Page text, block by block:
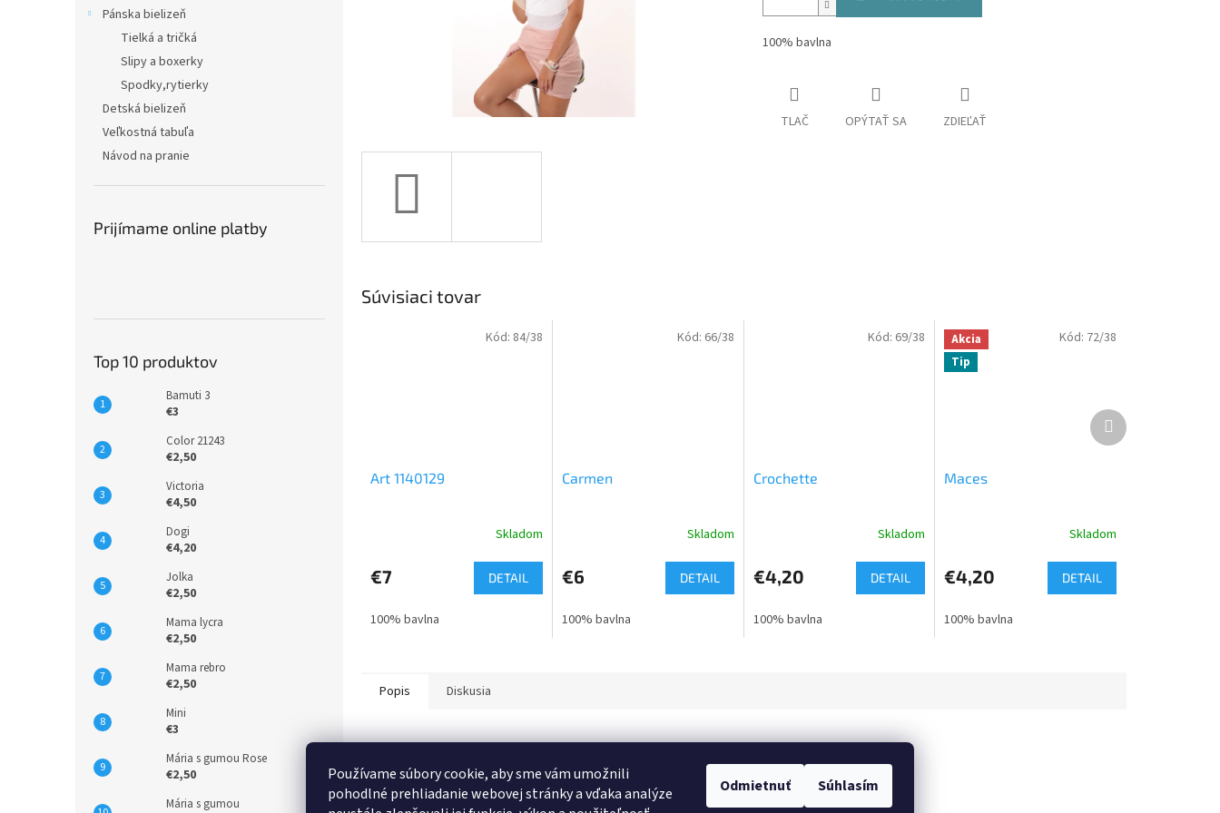
Používame súbory cookie, aby sme vám umožnili
pohodlné prehliadanie webovej stránky a vďaka analýze
Odmietnuť Súhlasím
Pánska bielizeň
Tielká a tričká
Slipy a boxerky
Spodky,rytierky
Detská bielizeň
Veľkostná tabuľa
Návod na pranie
Prijímame online platby
Top 10 produktov
Bamuti 3
€3
Color 21243
€2,50
Victoria
€4,50
Dogi
€4,20
Jolka
€2,50
Mama lycra
€2,50
Mama rebro
€2,50
Mini
€3
Mária s gumou Rose
€2,50
Mária s gumou
100% bavlna
TLAČ OPÝTAŤ SA ZDIEĽAŤ
Súvisiaci tovar
Art 1140129
Skladom
€7 DETAIL
100% bavlna
Kód: 84/38
Carmen
Skladom
€6 DETAIL
100% bavlna
Kód: 66/38
Crochette
Skladom
€4,20 DETAIL
100% bavlna
Kód: 69/38
Akcia
Tip
Maces
Skladom
€4,20 DETAIL
100% bavlna
Kód: 72/38
Ďalší
produkt
Popis Diskusia
Popis produktu nie je dostupný